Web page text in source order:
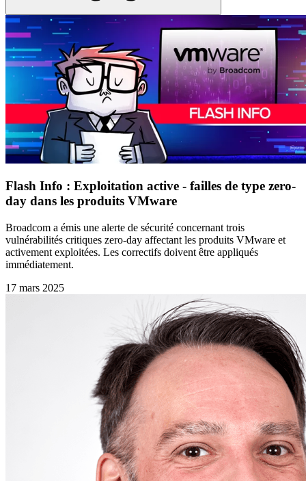
Flash Info : Exploitation active - failles de type zero-
day dans les produits VMware
Broadcom a émis une alerte de sécurité concernant trois
vulnérabilités critiques zero-day affectant les produits VMware et
activement exploitées. Les correctifs doivent être appliqués
immédiatement.
17 mars 2025